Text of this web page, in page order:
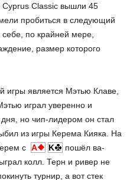
Cyprus Classic вышли 45
пробиться в следующий
себе, по крайней мере,
размер которого
игры является Мэтью Клаве,
играл уверенно и
но чип-лидером он стал
из игры Керема Кияка. На
с A K
пошёл ва-
колл. Терн и ривер не
турнир, а вот стек